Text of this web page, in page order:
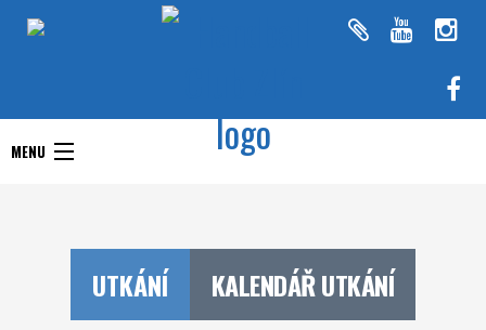
RHC Handball Club
MENU
Doprastav liga ženy
Chance Extraliga
UTKÁNÍ KALENDÁŘ UTKÁNÍ